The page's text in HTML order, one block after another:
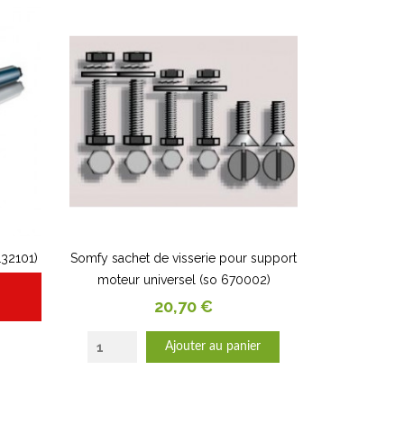
Somfy sachet de visserie pour support
moteur universel (so 670002)
Prix
20,70 €
Ajouter au panier